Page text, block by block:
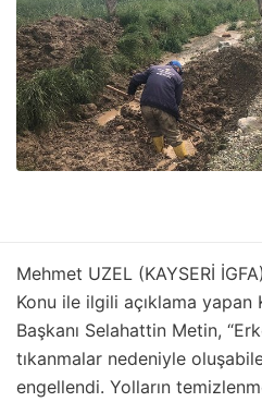
Mehmet UZEL (KAYSERİ İGFA)
Konu ile ilgili açıklama yapan
Başkanı Selahattin Metin,
tıkanmalar nedeniyle
engellendi. Yolların